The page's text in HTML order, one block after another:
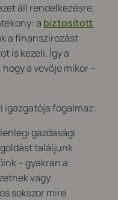
áll rendelkezésre.
a biztosított
a finanszírozást
is kezeli. Így a
a vevője mikor –
igazgatója fogalmaz:
gazdasági
találjunk
– gyakran a
vagy
sokszor mire